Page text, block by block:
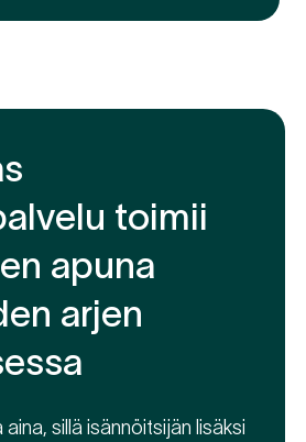
toimii
apuna
arjen
sillä isännöitsijän lisäksi